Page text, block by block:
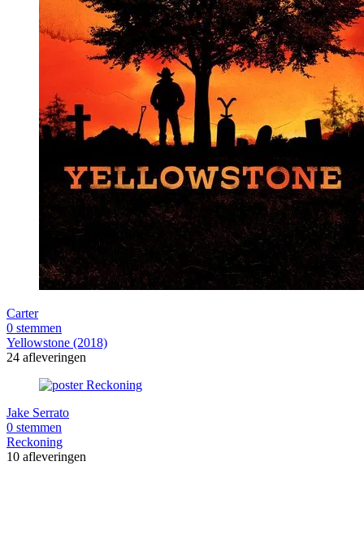
Carter
0 stemmen
Yellowstone (2018)
24 afleveringen
Jake Serrato
0 stemmen
Reckoning
10 afleveringen